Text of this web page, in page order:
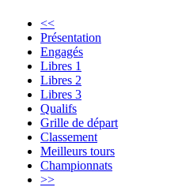
<<
Présentation
Engagés
Libres 1
Libres 2
Libres 3
Qualifs
Grille de départ
Classement
Meilleurs tours
Championnats
>>